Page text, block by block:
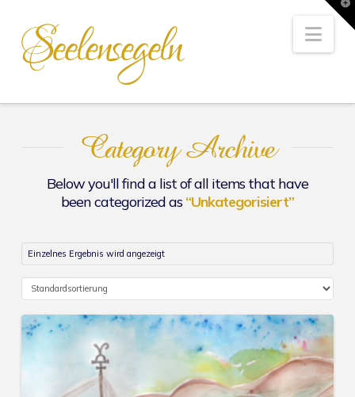
Seelensegeln
Category Archive
Below you'll find a list of all items that have
been categorized as“Unkategorisiert”
Einzelnes Ergebnis wird angezeigt